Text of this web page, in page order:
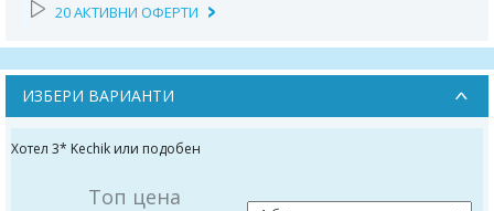
20 АКТИВНИ ОФЕРТИ
ИЗБЕРИ ВАРИАНТИ
Хотел 3* Kechik или подобен
Топ цена